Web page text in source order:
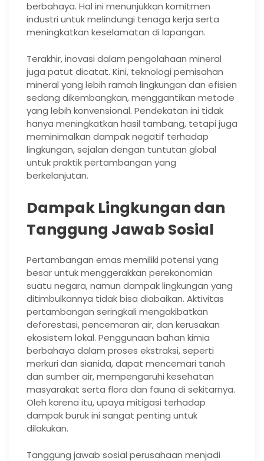
berbahaya. Hal ini menunjukkan komitmen
industri untuk melindungi tenaga kerja serta
meningkatkan keselamatan di lapangan.
Terakhir, inovasi dalam pengolahaan mineral
juga patut dicatat. Kini, teknologi pemisahan
mineral yang lebih ramah lingkungan dan efisien
sedang dikembangkan, menggantikan metode
yang lebih konvensional. Pendekatan ini tidak
hanya meningkatkan hasil tambang, tetapi juga
meminimalkan dampak negatif terhadap
lingkungan, sejalan dengan tuntutan global
untuk praktik pertambangan yang
berkelanjutan.
Dampak Lingkungan dan
Tanggung Jawab Sosial
Pertambangan emas memiliki potensi yang
besar untuk menggerakkan perekonomian
suatu negara, namun dampak lingkungan yang
ditimbulkannya tidak bisa diabaikan. Aktivitas
pertambangan seringkali mengakibatkan
deforestasi, pencemaran air, dan kerusakan
ekosistem lokal. Penggunaan bahan kimia
berbahaya dalam proses ekstraksi, seperti
merkuri dan sianida, dapat mencemari tanah
dan sumber air, mempengaruhi kesehatan
masyarakat serta flora dan fauna di sekitarnya.
Oleh karena itu, upaya mitigasi terhadap
dampak buruk ini sangat penting untuk
dilakukan.
Tanggung jawab sosial perusahaan menjadi